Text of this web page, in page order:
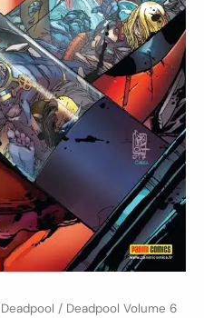
Deadpool / Deadpool Volume 6